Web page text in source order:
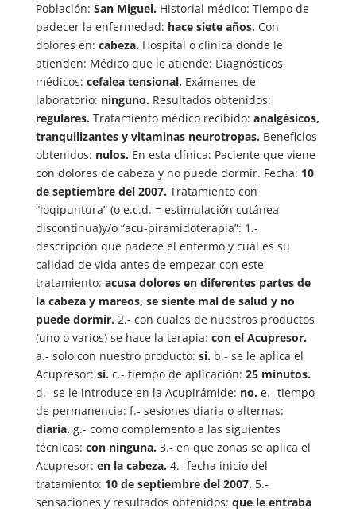
Población: San Miguel.Historial médico: Tiempo de
padecer la enfermedad: hace siete años.Con
dolores en: cabeza.Hospital o clínica donde le
atienden: Médico que le atiende: Diagnósticos
médicos: cefalea tensional.Exámenes de
laboratorio: ninguno.Resultados obtenidos:
regulares.Tratamiento médico recibido: analgésicos,
tranquilizantes y vitaminas neurotropas.Beneficios
obtenidos: nulos.En esta clínica: Paciente que viene
con dolores de cabeza y no puede dormir. Fecha: 10
de septiembre del 2007.Tratamiento con
“loqipuntura” (o e.c.d. = estimulación cutánea
discontinua)y/o “acu-piramidoterapia”: 1.-
descripción que padece el enfermo y cuál es su
calidad de vida antes de empezar con este
tratamiento: acusa dolores en diferentes partes de
la cabeza y mareos, se siente mal de salud y no
puede dormir.2.- con cuales de nuestros productos
(uno o varios) se hace la terapia: con el Acupresor.
a.- solo con nuestro producto: si.b.- se le aplica el
Acupresor: si.c.- tiempo de aplicación: 25 minutos.
d.- se le introduce en la Acupirámide: no.e.- tiempo
de permanencia: f.- sesiones diaria o alternas:
diaria.g.- como complemento a las siguientes
técnicas: con ninguna.3.- en que zonas se aplica el
Acupresor: en la cabeza.4.- fecha inicio del
tratamiento: 10 de septiembre del 2007.5.-
sensaciones y resultados obtenidos: que le entraba